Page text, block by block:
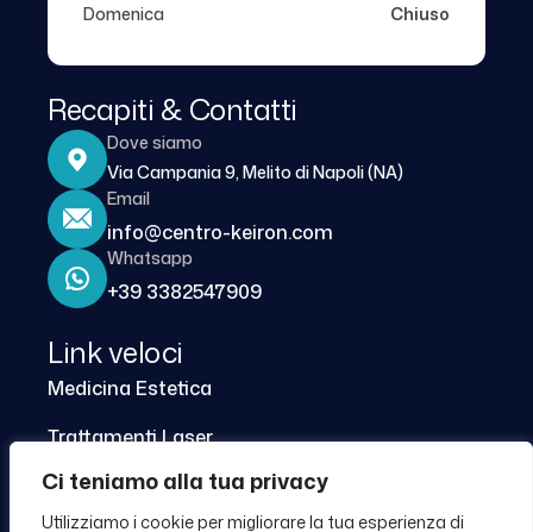
Ci teniamo alla tua privacy
Utilizziamo i cookie per migliorare la tua esperienza di
Domenica Chiuso
Recapiti & Contatti
Dove siamo
Via Campania 9, Melito di Napoli (NA)
Email
info@centro-keiron.com
Whatsapp
+39 3382547909
Link veloci
Medicina Estetica
Trattamenti Laser
Centro Dimagrimento